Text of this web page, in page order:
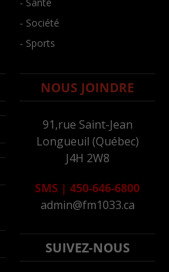
- Santé
- Société
- Sports
NOUS JOINDRE
91,rue Saint-Jean
Longueuil (Québec)
J4H 2W8
SMS | 450-646-6800
admin@fm1033.ca
SUIVEZ-NOUS